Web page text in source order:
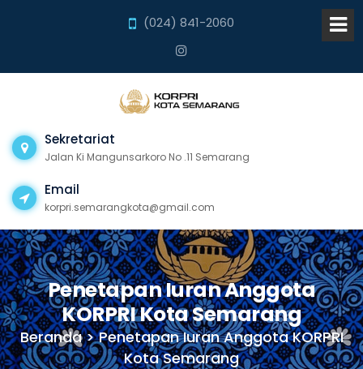
(024) 841-2060
Sekretariat
Jalan Ki Mangunsarkoro No .11 Semarang
Email
korpri.semarangkota@gmail.com
Penetapan Iuran Anggota
KORPRI Kota Semarang
Beranda > Penetapan Iuran Anggota KORPRI
Kota Semarang